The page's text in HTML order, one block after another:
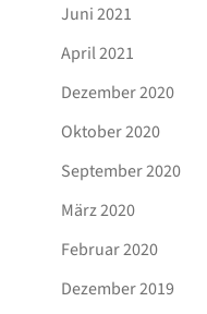
Juni 2021
April 2021
Dezember 2020
Oktober 2020
September 2020
März 2020
Februar 2020
Dezember 2019